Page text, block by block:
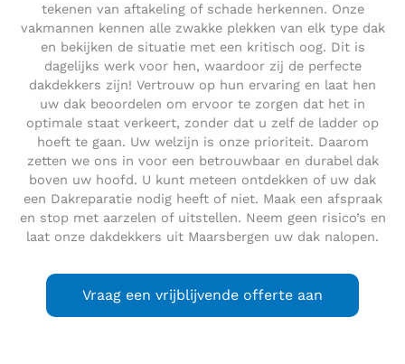
tekenen van aftakeling of schade herkennen. Onze
vakmannen kennen alle zwakke plekken van elk type dak
en bekijken de situatie met een kritisch oog. Dit is
dagelijks werk voor hen, waardoor zij de perfecte
dakdekkers zijn! Vertrouw op hun ervaring en laat hen
uw dak beoordelen om ervoor te zorgen dat het in
optimale staat verkeert, zonder dat u zelf de ladder op
hoeft te gaan. Uw welzijn is onze prioriteit. Daarom
zetten we ons in voor een betrouwbaar en durabel dak
boven uw hoofd. U kunt meteen ontdekken of uw dak
een Dakreparatie nodig heeft of niet. Maak een afspraak
en stop met aarzelen of uitstellen. Neem geen risico’s en
laat onze dakdekkers uit Maarsbergen uw dak nalopen.
Vraag een vrijblijvende offerte aan